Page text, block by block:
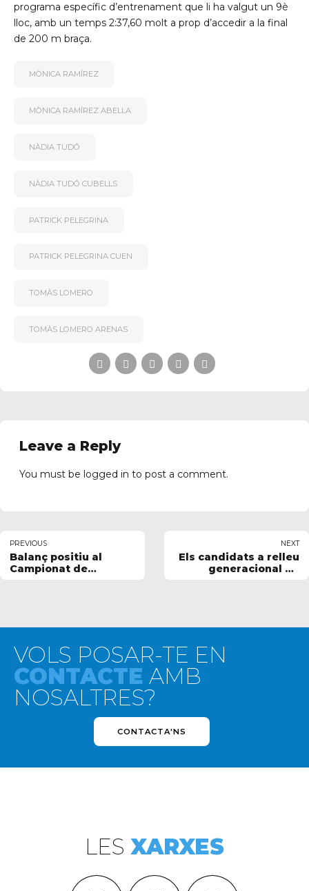
programa específic d’entrenament que li ha valgut un 9è
lloc, amb un temps 2:37,60 molt a prop d’accedir a la final
de 200 m braça.
MÒNICA RAMÍREZ
MÒNICA RAMÍREZ ABELLA
NÀDIA TUDÓ
NÀDIA TUDÓ CUBELLS
PATRICK PELEGRINA
PATRICK PELEGRINA CUEN
TOMÀS LOMERO
TOMÀS LOMERO ARENAS
Leave a Reply
You must be logged in to post a comment.
PREVIOUS
Balanç positiu al
Campionat de
NEXT
Els candidats a relleu
generacional de
VOLS POSAR-TE EN
CONTACTE AMB
NOSALTRES?
CONTACTA'NS
LES XARXES